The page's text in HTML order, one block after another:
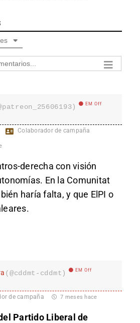
EM Off
Colaborador de campaña
derecha con visión
En la Comunitat
haría falta, y que ElPI o
(@cddmt-cddmt) EM Off
de campaña 7 meses hace
Partido Liberal de